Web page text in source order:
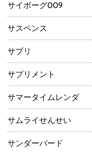
サイボーグ009
サスペンス
サプリ
サプリメント
サマータイムレンダ
サムライせんせい
サンダーバード